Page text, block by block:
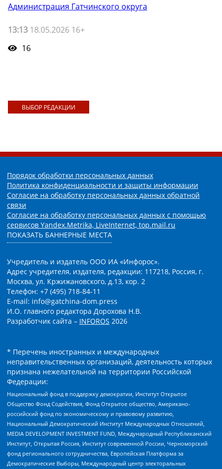
Администрация Гатчинского округа
13:13 18.05.2026 16+
16
ВЫБОР РЕДАКЦИИ
Порядок обработки персональных данных
Политика конфиденциальности и защиты информации
Согласие на обработку персональных данных обратной
связи
Согласие на обработку персональных данных с помощью
сервисов Yandex.Metrika, LiveInternet, top.mail.ru
ПОКАЗАТЬ БАННЕРНЫЕ МЕСТА
Учредитель и издатель ООО ИА «Инфорос».
Адрес учредителя, издателя, редакции: 117218, Россия, г.
Москва, ул. Кржижановского, д.13, кор. 2
Телефон: +7 (495) 718-84-11
E-mail: info@gatchina-dom.press
И.О. главного редактора Дорохова Н.В.
Разработчик сайта – INFOROS 2026
* Перечень иностранных и международных
неправительственных организаций, деятельность которых
признана нежелательной на территории Российской
Федерации:
Национальный фонд в поддержку демократии, Институт Открытое
Общество Фонд Содействия, Фонд Открытое общество, Американо-
российский фонд по экономическому и правовому развитию,
Национальный Демократический Институт Международных Отношений,
MEDIA DEVELOPMENT INVESTMENT FUND, Международный Республиканский
Институт, Открытая Россия, Институт современной России, Черноморский
фонд регионального сотрудничества, Европейская Платформа за
Демократические Выборы, Международный центр электоральных